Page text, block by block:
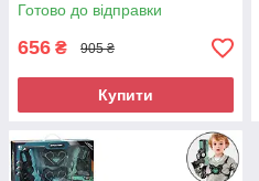
Готово до відправки
656 ₴ 905 ₴
Купити